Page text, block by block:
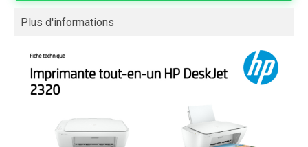
Plus d'informations